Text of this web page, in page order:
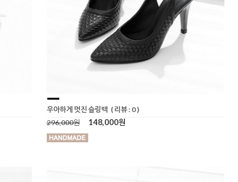
우아하게 멋진 슬링백 ( 리뷰 : 0 )
296,000원
148,000원